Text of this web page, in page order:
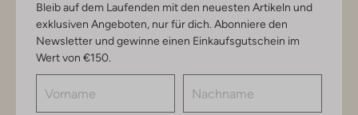
Bleib auf dem Laufenden mit den neuesten Artikeln und
exklusiven Angeboten, nur für dich. Abonniere den
Newsletter und gewinne einen Einkaufsgutschein im
Wert von €150.